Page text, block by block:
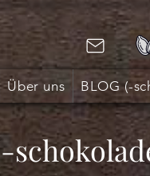
Über uns BLOG (-